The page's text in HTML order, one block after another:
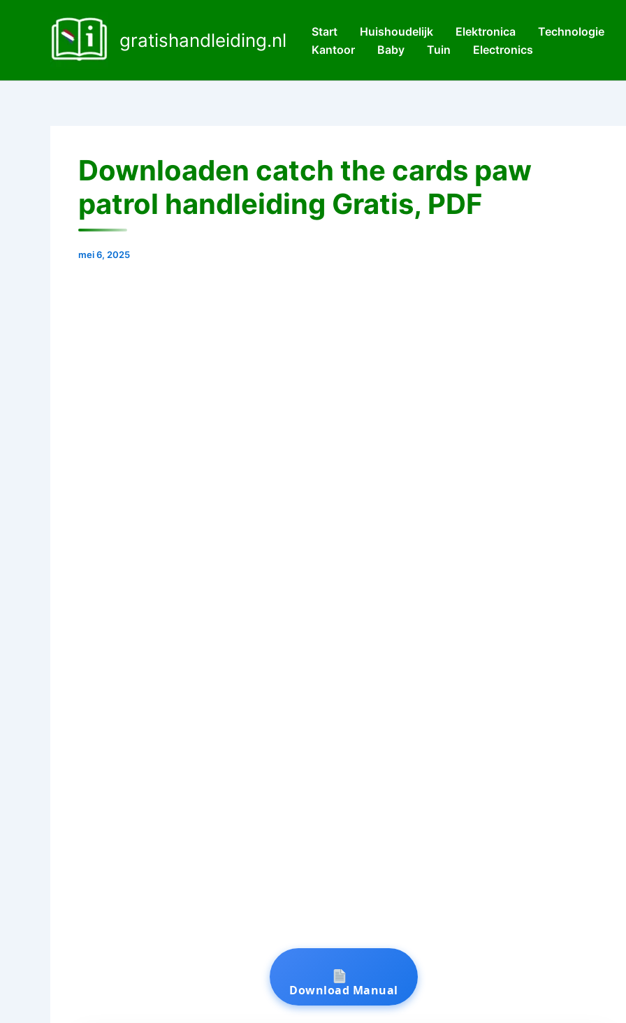
gratishandleiding.nl Start Huishoudelijk Elektronica
Technologie
Kantoor
Baby Tuin Electronics
Downloaden catch the cards paw
patrol handleiding Gratis, PDF
mei 6, 2025
Download Manual